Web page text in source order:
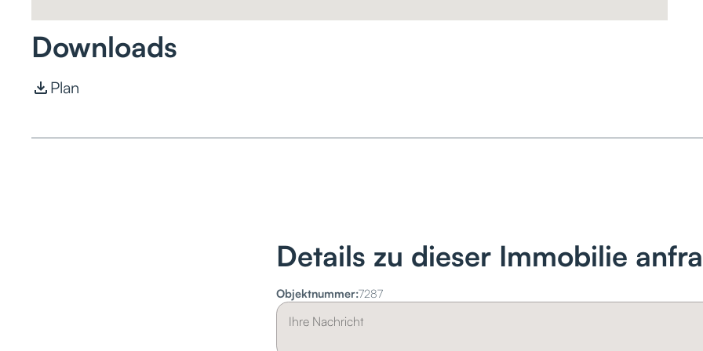
Downloads
Plan
Details zu dieser Immobilie
Objektnummer:7287